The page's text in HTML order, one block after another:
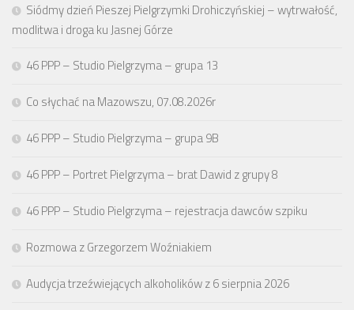
Siódmy dzień Pieszej Pielgrzymki Drohiczyńskiej – wytrwałość,
modlitwa i droga ku Jasnej Górze
46 PPP – Studio Pielgrzyma – grupa 13
Co słychać na Mazowszu, 07.08.2026r
46 PPP – Studio Pielgrzyma – grupa 9B
46 PPP – Portret Pielgrzyma – brat Dawid z grupy 8
46 PPP – Studio Pielgrzyma – rejestracja dawców szpiku
Rozmowa z Grzegorzem Woźniakiem
Audycja trzeźwiejących alkoholików z 6 sierpnia 2026